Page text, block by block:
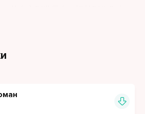
衣服和光芒，汽车网络和日常，每
上升，心跳同步在重叠。 向前冲，
冲，向前冲，全部世界一起不停。 向
去，列车不停。